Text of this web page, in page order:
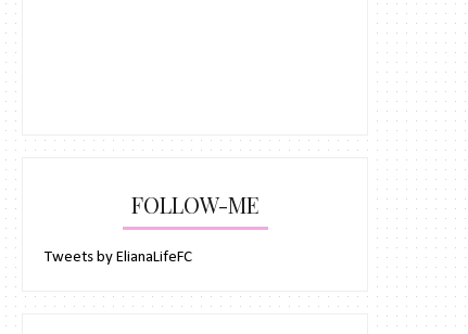
FOLLOW-ME
Tweets by ElianaLifeFC